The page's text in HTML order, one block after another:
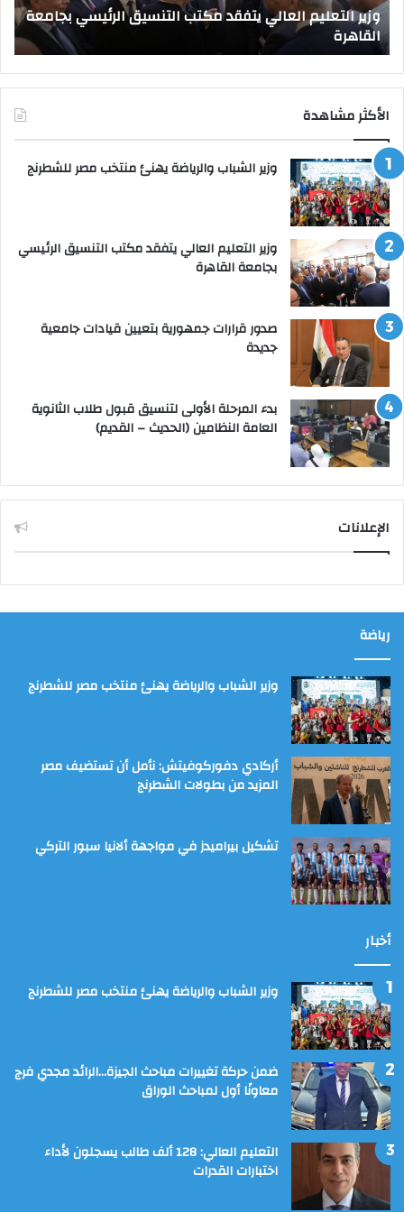
القاهرة
وزير التعليم العالي يتفقد مكتب التنسيق الرئيسي بجامعة
القاهرة
الأكثر مشاهدة
وزير الشباب والرياضة يهنئ منتخب مصر للشطرنج
وزير التعليم العالي يتفقد مكتب التنسيق الرئيسي
بجامعة القاهرة
صدور قرارات جمهورية بتعيين قيادات جامعية
جديدة
بدء المرحلة الأولى لتنسيق قبول طلاب الثانوية
العامة النظامين (الحديث – القديم)
الإعلانات
رياضة
وزير الشباب والرياضة يهنئ منتخب مصر للشطرنج
أركادي دفوركوفيتش: نأمل أن تستضيف مصر
المزيد من بطولات الشطرنج
تشكيل بيراميدز في مواجهة ألانيا سبور التركي
أخبار
وزير الشباب والرياضة يهنئ منتخب مصر للشطرنج
ضمن حركة تغييرات مباحث الجيزة…الرائد مجدي فرج
معاونًا أول لمباحث الوراق
التعليم العالي: 128 ألف طالب يسجلون لأداء
اختبارات القدرات